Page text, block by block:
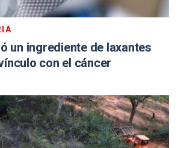
un ingrediente de laxantes
con el cáncer